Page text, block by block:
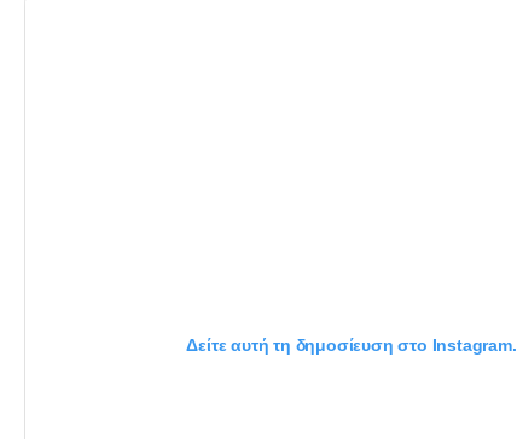
Δείτε αυτή τη δημοσίευση στο Instagram.